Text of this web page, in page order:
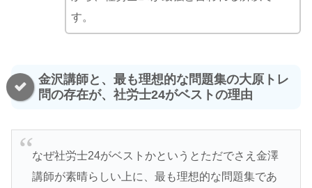
す。
金沢講師と、最も理想的な問題集の大原トレ
問の存在が、社労士24がベストの理由
なぜ社労士24がベストかというとただでさえ金澤
講師が素晴らしい上に、最も理想的な問題集であ